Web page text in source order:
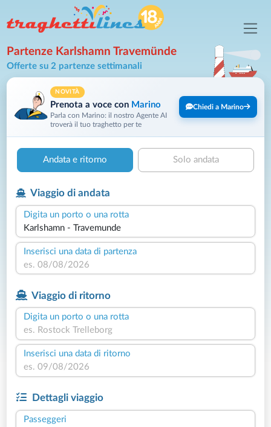
Partenze Karlshamn Travemünde
Offerte su 2 partenze settimanali
NOVITÀ
Prenota a voce con Marino
Parla con Marino: il nostro Agente AI
troverà il tuo traghetto per te
Chiedi a Marino
Andata e ritorno Solo andata
Viaggio di andata
Digita un porto o una rotta
Inserisci una data di partenza
Viaggio di ritorno
Digita un porto o una rotta
Inserisci una data di ritorno
Dettagli viaggio
Passeggeri